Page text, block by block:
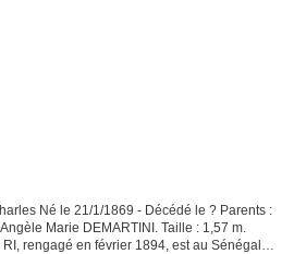
Né le 21/1/1869 - Décédé le ? Parents :
Marie DEMARTINI. Taille : 1,57 m.
rengagé en février 1894, est au Sénégal